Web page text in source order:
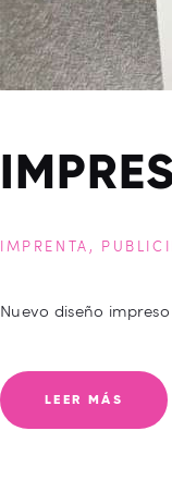
IMPRENTA ,
Nuevo diseño
LEER MÁS